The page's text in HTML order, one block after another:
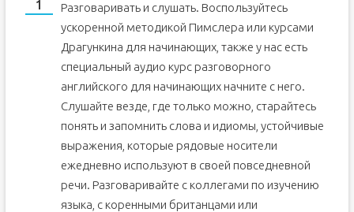
Разговаривать и слушать. Воспользуйтесь
ускоренной методикой Пимслера или курсами
Драгункина для начинающих, также у нас есть
специальный аудио курс разговорного
английского для начинающих начните с него.
Слушайте везде, где только можно, старайтесь
понять и запомнить слова и идиомы, устойчивые
выражения, которые рядовые носители
ежедневно используют в своей повседневной
речи. Разговаривайте с коллегами по изучению
языка, с коренными британцами или